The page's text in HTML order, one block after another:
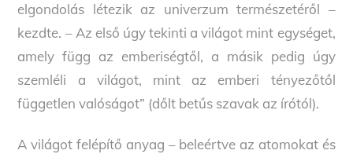
elgondolás létezik az univerzum természetéről –
kezdte. – Az első úgy tekinti a világot mint egységet,
amely függ az emberiségtől, a másik pedig úgy
szemléli a világot, mint az emberi tényezőtől
független valóságot” (dőlt betűs szavak az írótól).
A világot felépítő anyag – beleértve az atomokat és